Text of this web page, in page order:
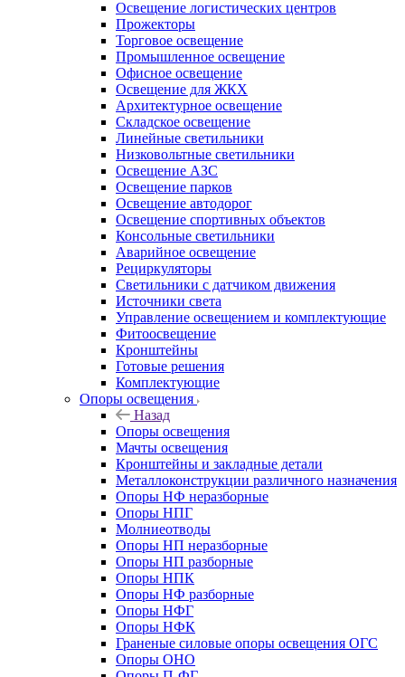
Освещение логистических центров
Прожекторы
Торговое освещение
Промышленное освещение
Офисное освещение
Освещение для ЖКХ
Архитектурное освещение
Складское освещение
Линейные светильники
Низковольтные светильники
Освещение АЗС
Освещение парков
Освещение автодорог
Освещение спортивных объектов
Консольные светильники
Аварийное освещение
Рециркуляторы
Светильники с датчиком движения
Источники света
Управление освещением и комплектующие
Фитоосвещение
Кронштейны
Готовые решения
Комплектующие
Опоры освещения
Назад
Опоры освещения
Мачты освещения
Кронштейны и закладные детали
Металлоконструкции различного назначения
Опоры НФ неразборные
Опоры НПГ
Молниеотводы
Опоры НП неразборные
Опоры НП разборные
Опоры НПК
Опоры НФ разборные
Опоры НФГ
Опоры НФК
Граненые силовые опоры освещения ОГС
Опоры ОНО